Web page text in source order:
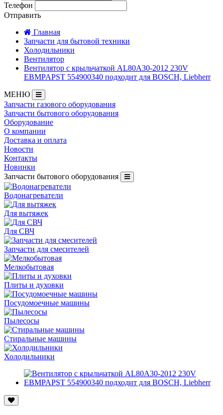
Телефон
Отправить
Главная
Запчасти для бытовой техники
Холодильники
Вентилятор
Вентилятор с крыльчаткой AL80А30-2012 230V
EBMPAPST 554900340 подходит для BOSCH, Liebherr
МЕНЮ
Запчасти газового оборудования
Запчасти бытового оборудования
Оборудование
О компании
Доставка и оплата
Новости
Контакты
Новинки
Запчасти бытового оборудования
Водонагреватели
Для вытяжек
Для СВЧ
Запчасти для смесителей
Мелкобытовая
Плиты и духовки
Посудомоечные машины
Пылесосы
Стиральные машины
Холодильники